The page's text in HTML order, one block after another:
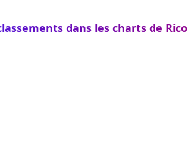
dans les charts de Rico